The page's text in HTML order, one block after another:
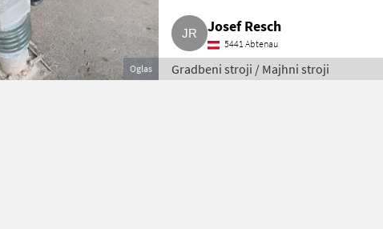
Oglas
Josef Resch
5441 Abtenau
Gradbeni stroji / Majhni stroji